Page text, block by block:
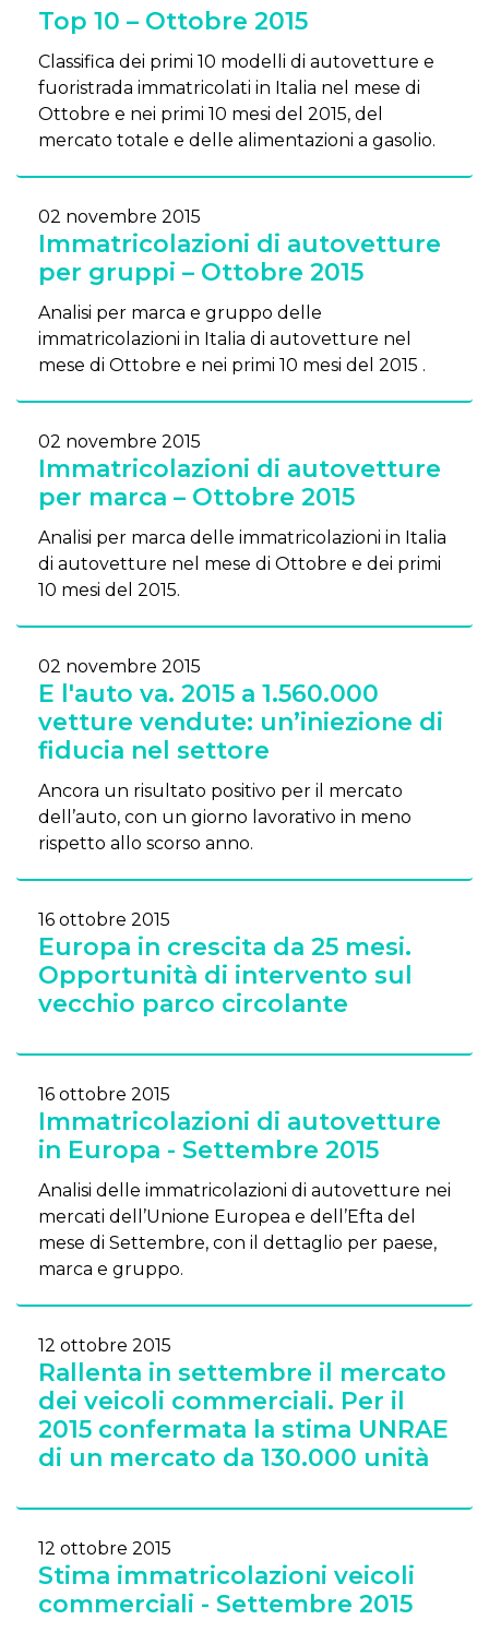
Top 10 – Ottobre 2015
Classifica dei primi 10 modelli di autovetture e
fuoristrada immatricolati in Italia nel mese di
Ottobre e nei primi 10 mesi del 2015, del
mercato totale e delle alimentazioni a gasolio.
02 novembre 2015
Immatricolazioni di autovetture
per gruppi – Ottobre 2015
Analisi per marca e gruppo delle
immatricolazioni in Italia di autovetture nel
mese di Ottobre e nei primi 10 mesi del 2015 .
02 novembre 2015
Immatricolazioni di autovetture
per marca – Ottobre 2015
Analisi per marca delle immatricolazioni in Italia
di autovetture nel mese di Ottobre e dei primi
10 mesi del 2015.
02 novembre 2015
E l'auto va. 2015 a 1.560.000
vetture vendute: un’iniezione di
fiducia nel settore
Ancora un risultato positivo per il mercato
dell’auto, con un giorno lavorativo in meno
rispetto allo scorso anno.
16 ottobre 2015
Europa in crescita da 25 mesi.
Opportunità di intervento sul
vecchio parco circolante
16 ottobre 2015
Immatricolazioni di autovetture
in Europa - Settembre 2015
Analisi delle immatricolazioni di autovetture nei
mercati dell’Unione Europea e dell’Efta del
mese di Settembre, con il dettaglio per paese,
marca e gruppo.
12 ottobre 2015
Rallenta in settembre il mercato
dei veicoli commerciali. Per il
2015 confermata la stima UNRAE
di un mercato da 130.000 unità
12 ottobre 2015
Stima immatricolazioni veicoli
commerciali - Settembre 2015